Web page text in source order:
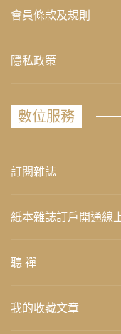
會員條款及規則
隱私政策
數位服務
訂閱雜誌
紙本雜誌訂戶開通線
聽 禪
我的收藏文章